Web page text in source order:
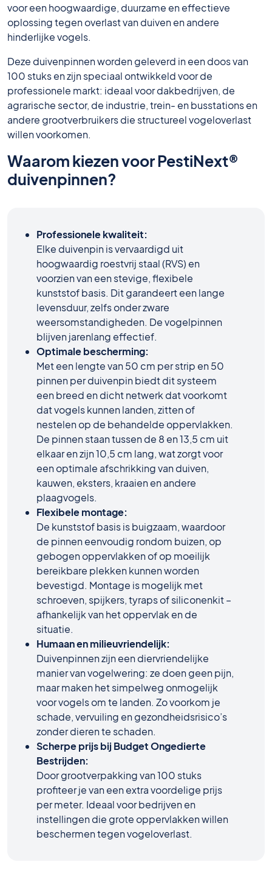
voor een hoogwaardige, duurzame en effectieve
oplossing tegen overlast van duiven en andere
hinderlijke vogels.
Deze duivenpinnen worden geleverd in een doos van
100 stuks en zijn speciaal ontwikkeld voor de
professionele markt: ideaal voor dakbedrijven, de
agrarische sector, de industrie, trein- en busstations en
andere grootverbruikers die structureel vogeloverlast
willen voorkomen.
Waarom kiezen voor PestiNext®
duivenpinnen?
Professionele kwaliteit:
Elke duivenpin is vervaardigd uit
hoogwaardig roestvrij staal (RVS) en
voorzien van een stevige, flexibele
kunststof basis. Dit garandeert een lange
levensduur, zelfs onder zware
weersomstandigheden. De vogelpinnen
blijven jarenlang effectief.
Optimale bescherming:
Met een lengte van 50 cm per strip en 50
pinnen per duivenpin biedt dit systeem
een breed en dicht netwerk dat voorkomt
dat vogels kunnen landen, zitten of
nestelen op de behandelde oppervlakken.
De pinnen staan tussen de 8 en 13,5 cm uit
elkaar en zijn 10,5 cm lang, wat zorgt voor
een optimale afschrikking van duiven,
kauwen, eksters, kraaien en andere
plaagvogels.
Flexibele montage:
De kunststof basis is buigzaam, waardoor
de pinnen eenvoudig rondom buizen, op
gebogen oppervlakken of op moeilijk
bereikbare plekken kunnen worden
bevestigd. Montage is mogelijk met
schroeven, spijkers, tyraps of siliconenkit –
afhankelijk van het oppervlak en de
situatie.
Humaan en milieuvriendelijk:
Duivenpinnen zijn een diervriendelijke
manier van vogelwering: ze doen geen pijn,
maar maken het simpelweg onmogelijk
voor vogels om te landen. Zo voorkom je
schade, vervuiling en gezondheidsrisico’s
zonder dieren te schaden.
Scherpe prijs bij Budget Ongedierte
Bestrijden:
Door grootverpakking van 100 stuks
profiteer je van een extra voordelige prijs
per meter. Ideaal voor bedrijven en
instellingen die grote oppervlakken willen
beschermen tegen vogeloverlast.